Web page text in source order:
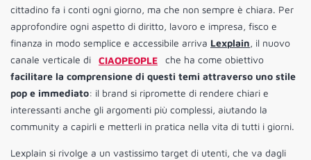
cittadino fa i conti ogni giorno, ma che non sempre è chiara. Per
approfondire ogni aspetto di diritto, lavoro e impresa, fisco e
finanza in modo semplice e accessibile arriva Lexplain, il nuovo
canale verticale di
CIAOPEOPLE
che ha come obiettivo
facilitare la comprensione di questi temi attraverso uno stile
pop e immediato: il brand si ripromette di rendere chiari e
interessanti anche gli argomenti più complessi, aiutando la
community a capirli e metterli in pratica nella vita di tutti i giorni.
Lexplain si rivolge a un vastissimo target di utenti, che va dagli